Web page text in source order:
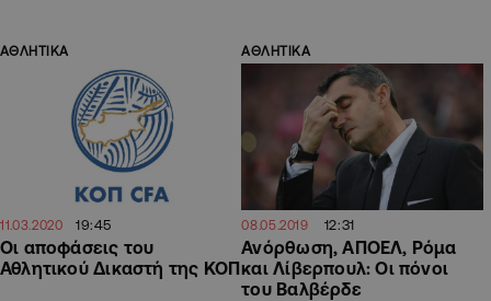
ΑΘΛΗΤΙΚΑ
11.03.2020 19:45
Οι αποφάσεις του
Αθλητικού Δικαστή της ΚΟΠ
ΑΘΛΗΤΙΚΑ
08.05.2019 12:31
Ανόρθωση, ΑΠΟΕΛ, Ρόμα
και Λίβερπουλ: Οι πόνοι
του Βαλβέρδε